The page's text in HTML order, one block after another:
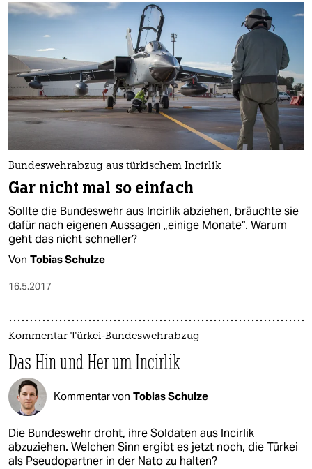
Bundeswehrabzug aus türkischem Incirlik
Gar nicht mal so einfach
Sollte die Bundeswehr aus Incirlik abziehen, bräuchte sie
dafür nach eigenen Aussagen „einige Monate“. Warum
geht das nicht schneller?
Von Tobias Schulze
16.5.2017
Kommentar Türkei-Bundeswehrabzug
Das Hin und Her um Incirlik
Kommentar von Tobias Schulze
Die Bundeswehr droht, ihre Soldaten aus Incirlik
abzuziehen. Welchen Sinn ergibt es jetzt noch, die Türkei
als Pseudopartner in der Nato zu halten?